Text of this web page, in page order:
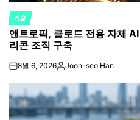
POSTED
IN
기술
앤트로픽, 클로드 전용 자체
리콘 조직 구축
on8월 6, 2026Posted
Joon-seo Han